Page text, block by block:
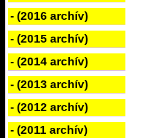
- (2016 archív)
- (2015 archív)
- (2014 archív)
- (2013 archív)
- (2012 archív)
- (2011 archív)